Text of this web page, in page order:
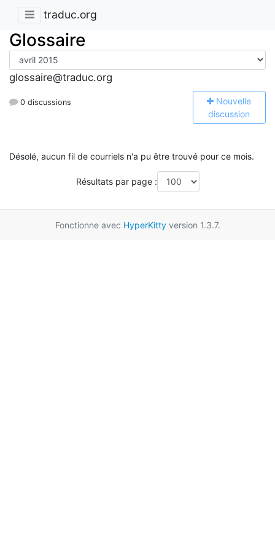
traduc.org
Glossaire
glossaire@traduc.org
0 discussions Nouvelle
discussion
Désolé, aucun fil de courriels n'a pu être trouvé pour ce mois.
Résultats par page :
Fonctionne avec HyperKittyversion 1.3.7.